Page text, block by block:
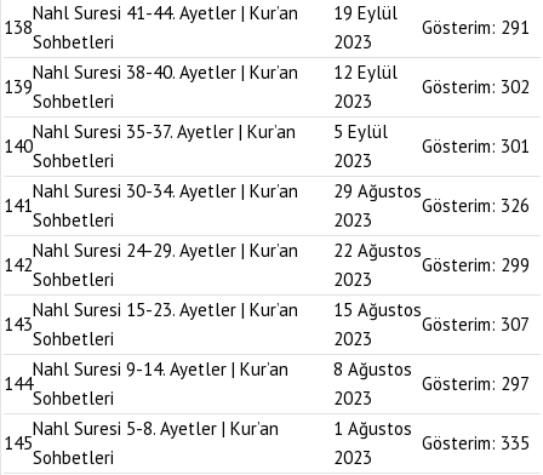
138
Nahl Suresi 41-44. Ayetler | Kur’an
Sohbetleri
19 Eylül
2023
Gösterim: 291
139
Nahl Suresi 38-40. Ayetler | Kur’an
Sohbetleri
12 Eylül
2023
Gösterim: 302
140
Nahl Suresi 35-37. Ayetler | Kur’an
Sohbetleri
5 Eylül
2023
Gösterim: 301
141
Nahl Suresi 30-34. Ayetler | Kur’an
Sohbetleri
29 Ağustos
2023
Gösterim: 326
142
Nahl Suresi 24-29. Ayetler | Kur’an
Sohbetleri
22 Ağustos
2023
Gösterim: 299
143
Nahl Suresi 15-23. Ayetler | Kur’an
Sohbetleri
15 Ağustos
2023
Gösterim: 307
144
Nahl Suresi 9-14. Ayetler | Kur’an
Sohbetleri
8 Ağustos
2023
Gösterim: 297
145
Nahl Suresi 5-8. Ayetler | Kur’an
Sohbetleri
1 Ağustos
2023
Gösterim: 335